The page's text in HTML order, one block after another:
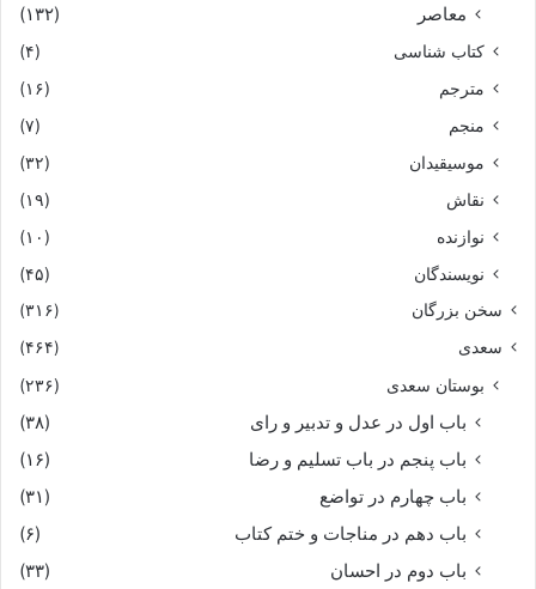
معاصر
(۱۳۲)
کتاب شناسی
(۴)
مترجم
(۱۶)
منجم
(۷)
موسیقیدان
(۳۲)
نقاش
(۱۹)
نوازنده
(۱۰)
نویسندگان
(۴۵)
سخن بزرگان
(۳۱۶)
سعدی
(۴۶۴)
بوستان سعدی (۲۳۶)
باب اول در عدل و تدبیر و رای
(۳۸)
باب پنجم در باب تسلیم و رضا
(۱۶)
باب چهارم در تواضع
(۳۱)
باب دهم در مناجات و ختم کتاب
(۶)
باب دوم در احسان
(۳۳)